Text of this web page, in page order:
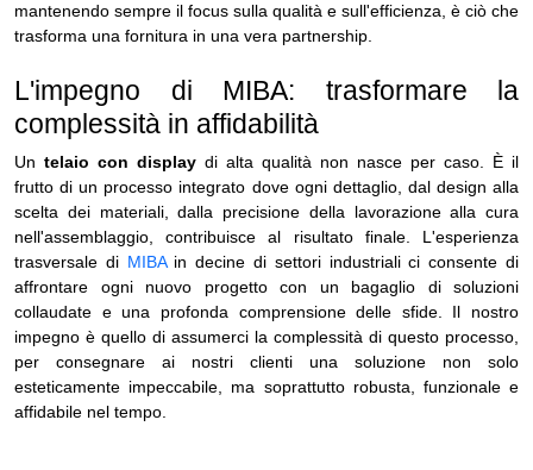
mantenendo sempre il focus sulla qualità e sull'efficienza, è ciò che
trasforma una fornitura in una vera partnership.
L'impegno di MIBA: trasformare la
complessità in affidabilità
Un telaio con display di alta qualità non nasce per caso. È il
frutto di un processo integrato dove ogni dettaglio, dal design alla
scelta dei materiali, dalla precisione della lavorazione alla cura
nell'assemblaggio, contribuisce al risultato finale. L'esperienza
trasversale di MIBAin decine di settori industriali ci consente di
affrontare ogni nuovo progetto con un bagaglio di soluzioni
collaudate e una profonda comprensione delle sfide. Il nostro
impegno è quello di assumerci la complessità di questo processo,
per consegnare ai nostri clienti una soluzione non solo
esteticamente impeccabile, ma soprattutto robusta, funzionale e
affidabile nel tempo.